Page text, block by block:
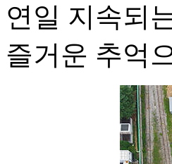
연일 지속되
즐거운 추억